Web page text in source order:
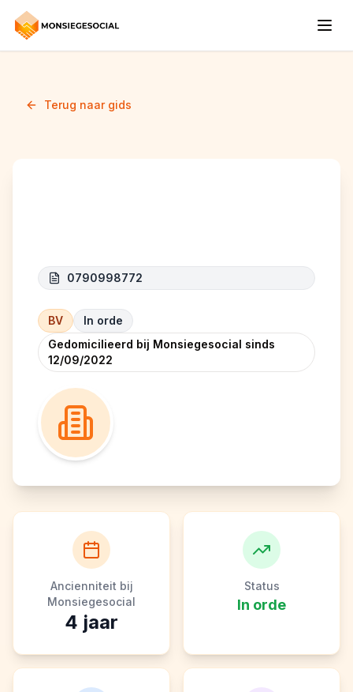
Terug naar gids
0790998772
BV
In orde
Gedomicilieerd bij Monsiegesocial sinds
12/09/2022
Ancienniteit bij
Monsiegesocial
4 jaar
Status
In orde